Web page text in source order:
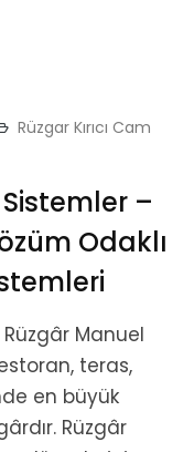
Rüzgar Kırıcı Cam
–
Odaklı
Rüzgâr Manuel
teras,
en büyük
Rüzgâr